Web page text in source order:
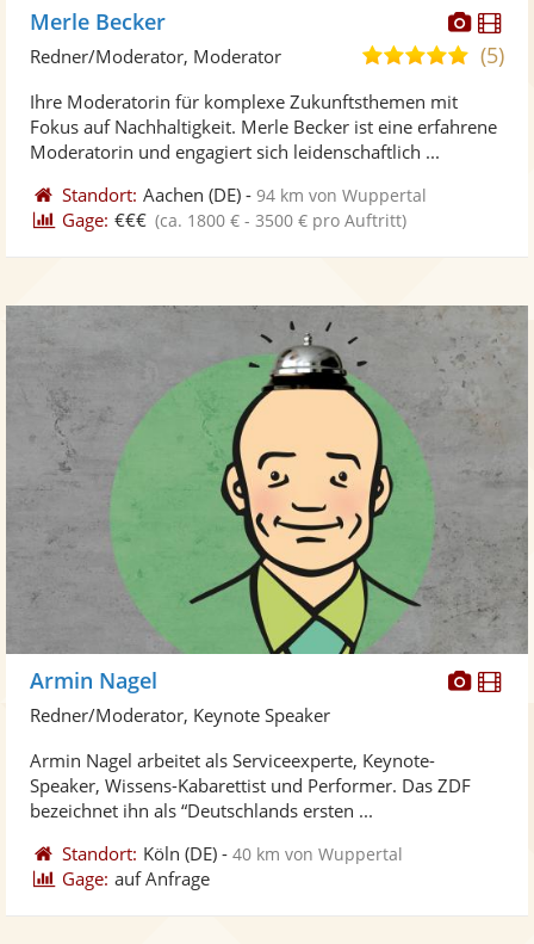
Merle Becker
5,0(5)
Redner/Moderator, Moderator
Ihre Moderatorin für komplexe Zukunftsthemen mit
Fokus auf Nachhaltigkeit. Merle Becker ist eine erfahrene
Moderatorin und engagiert sich leidenschaftlich ...
Standort: Aachen (DE) -94 km von Wuppertal
Gage: €€€ (ca. 1800 € - 3500 € pro Auftritt)
Armin Nagel
Redner/Moderator, Keynote Speaker
Armin Nagel arbeitet als Serviceexperte, Keynote-
Speaker, Wissens-Kabarettist und Performer. Das ZDF
bezeichnet ihn als “Deutschlands ersten ...
Standort: Köln (DE) -40 km von Wuppertal
Gage: auf Anfrage